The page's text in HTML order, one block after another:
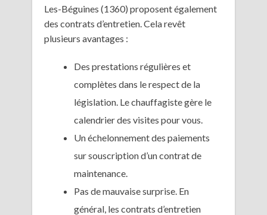
Les-Béguines (1360) proposent également
des contrats d’entretien. Cela revêt
plusieurs avantages :
Des prestations régulières et
complètes dans le respect de la
législation. Le chauffagiste gère le
calendrier des visites pour vous.
Un échelonnement des paiements
sur souscription d’un contrat de
maintenance.
Pas de mauvaise surprise. En
général, les contrats d’entretien